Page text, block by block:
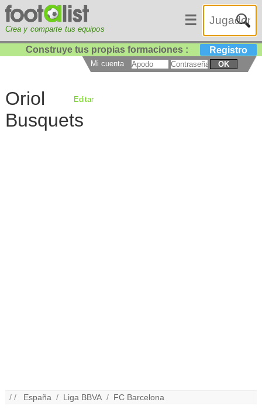
Crea y comparte tus equipos
☰
Construye tus propias formaciones : Registro
Mi cuenta OK
Oriol
Busquets
Editar
/ / España / Liga BBVA / FC Barcelona